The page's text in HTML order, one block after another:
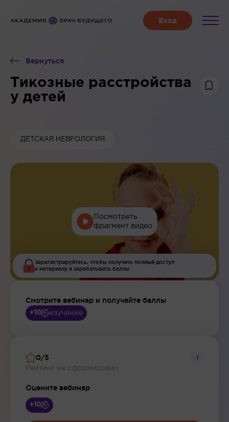
Вернуться
Тикозные расстройства
у детей
ДЕТСКАЯ НЕВРОЛОГИЯ
Посмотреть
фрагмент видео
Зарегистрируйтесь, чтобы получить полный доступ
к материалу и зарабатывать баллы
Смотрите вебинар и получайте баллы
+10 изучение
0/5
Рейтинг не сформирован
i
Оцените вебинар
+10